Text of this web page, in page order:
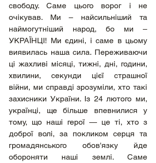
свободу. Саме цього ворог і не
очікував. Ми – найсильніший та
наймогутніший народ, бо ми –
УКРАЇНЦІ! Ми єдині, і саме в цьому
виявилась наша сила. Переживаючи
ці жахливі місяці, тижні, дні, години,
хвилини, секунди цієї страшної
війни, ми справді зрозуміли, хто такі
захисники України. Із 24 лютого ми,
українці, ще більше впевнилися у
тому, що наші герої — це ті, хто з
доброї волі, за покликом серця та
громадянського обов'язку йде
обороняти наші землі. Саме